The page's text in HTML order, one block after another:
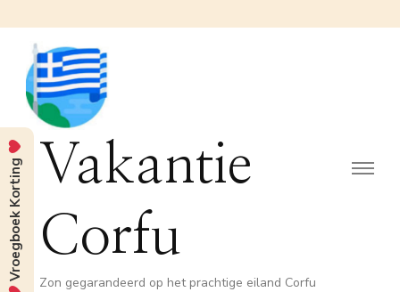
Vakantie
Corfu
Zon gegarandeerd op het prachtige eiland Corfu
Vroegboek Korting